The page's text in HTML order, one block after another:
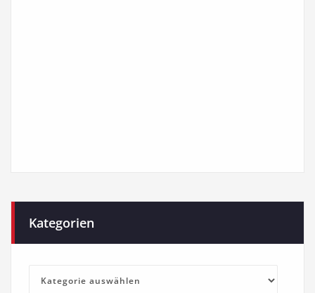
Kategorien
Kategorien